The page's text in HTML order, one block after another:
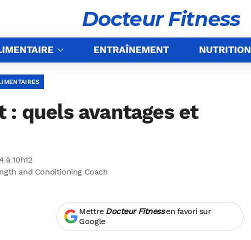
Docteur Fitness
ENTRAÎNEMENT NUTRITION
quels avantages et
à 10h12
and Conditioning Coach
Mettre Docteur Fitnessen favori sur
Google